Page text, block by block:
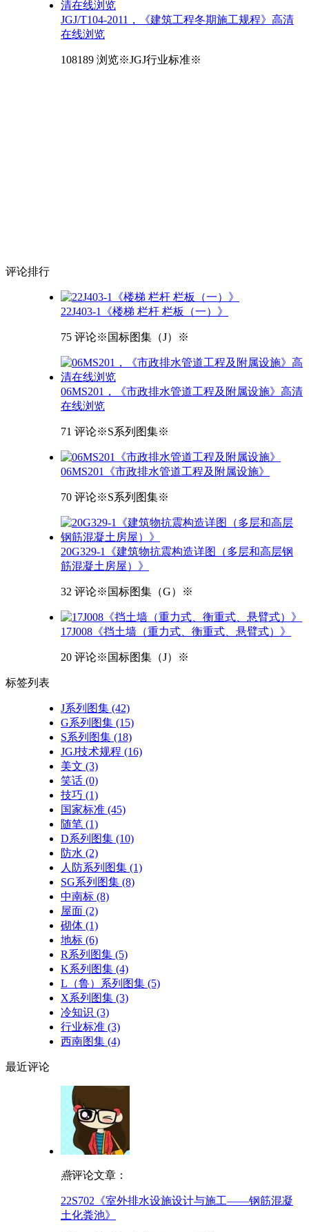
JGJ/T104-2011，《建筑工程冬期施工规程》高清
在线浏览
108189 浏览※JGJ行业标准※
评论排行
22J403-1《楼梯 栏杆 栏板（一）》
75 评论※国标图集（J）※
06MS201，《市政排水管道工程及附属设施》高清
在线浏览
71 评论※S系列图集※
06MS201《市政排水管道工程及附属设施》
70 评论※S系列图集※
20G329-1《建筑物抗震构造详图（多层和高层钢
筋混凝土房屋）》
32 评论※国标图集（G）※
17J008《挡土墙（重力式、衡重式、悬臂式）》
20 评论※国标图集（J）※
标签列表
J系列图集 (42)
G系列图集 (15)
S系列图集 (18)
JGJ技术规程 (16)
美文 (3)
笑话 (0)
技巧 (1)
国家标准 (45)
随笔 (1)
D系列图集 (10)
防水 (2)
人防系列图集 (1)
SG系列图集 (8)
中南标 (8)
屋面 (2)
砌体 (1)
地标 (6)
R系列图集 (5)
K系列图集 (4)
L（鲁）系列图集 (5)
X系列图集 (3)
冷知识 (3)
行业标准 (3)
西南图集 (4)
最近评论
燕评论文章：
22S702《室外排水设施设计与施工——钢筋混凝
土化粪池》